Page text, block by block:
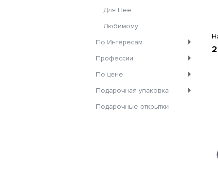
Для Неё
Любимому
По Интересам
Профессии
По цене
Подарочная упаковка
Подарочные открытки